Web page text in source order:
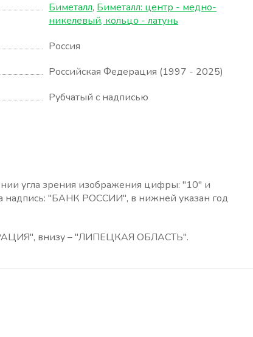
Биметалл, Биметалл: центр - медно-
никелевый, кольцо - латунь
Россия
Российская Федерация (1997 - 2025)
Рубчатый с надписью
угла зрения изображения цифры: "10" и
надпись: "БАНК РОССИИ", в нижней указан год
внизу – "ЛИПЕЦКАЯ ОБЛАСТЬ".